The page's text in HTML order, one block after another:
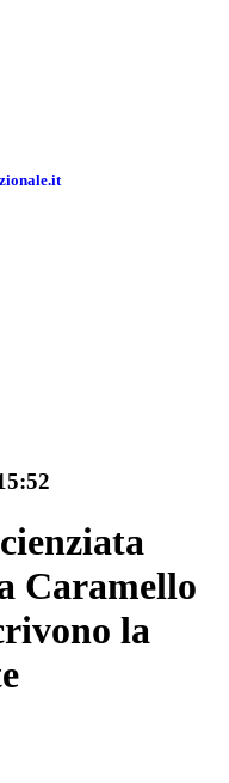
Caramello
la